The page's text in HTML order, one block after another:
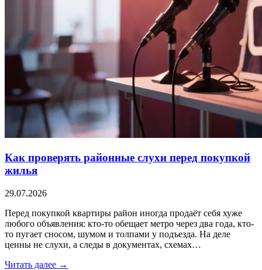
Как проверять районные слухи перед покупкой
жилья
29.07.2026
Перед покупкой квартиры район иногда продаёт себя хуже
любого объявления: кто-то обещает метро через два года, кто-
то пугает сносом, шумом и толпами у подъезда. На деле
ценны не слухи, а следы в документах, схемах…
Читать далее →